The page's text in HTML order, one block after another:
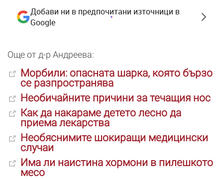
Добави ни в предпочитани източници в
Google
Още от д-р Андреева:
Морбили: опасната шарка, която бързо
се разпространява
Необичайните причини за течащия нос
Как да накараме детето лесно да
приема лекарства
Необяснимите шокиращи медицински
случаи
Има ли наистина хормони в пилешкото
месо